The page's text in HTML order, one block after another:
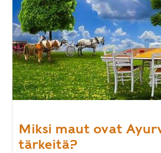
Miksi maut ovat
tärkeitä?